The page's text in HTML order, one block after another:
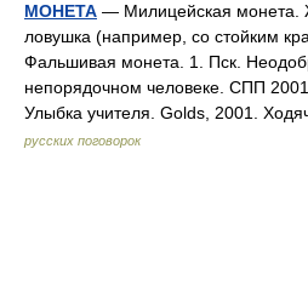
МОНЕТА — Милицейская монета.
ловушка (например, со стойким
Фальшивая монета. 1. Пск.
непорядочном человеке. СПП
Улыбка учителя. Golds, 2001.
русских поговорок